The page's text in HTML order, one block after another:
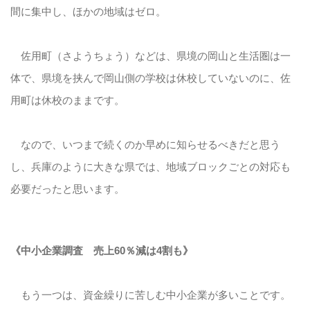
間に集中し、ほかの地域はゼロ。
佐用町（さようちょう）などは、県境の岡山と生活圏は一
体で、県境を挟んで岡山側の学校は休校していないのに、佐
用町は休校のままです。
なので、いつまで続くのか早めに知らせるべきだと思う
し、兵庫のように大きな県では、地域ブロックごとの対応も
必要だったと思います。
《中小企業調査 売上60％減は4割も》
もう一つは、資金繰りに苦しむ中小企業が多いことです。